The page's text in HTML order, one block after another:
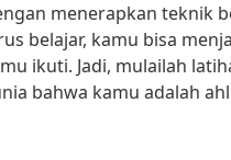
menerapkan teknik
belajar, kamu bisa
ikuti. Jadi, mulailah
bahwa kamu adalah